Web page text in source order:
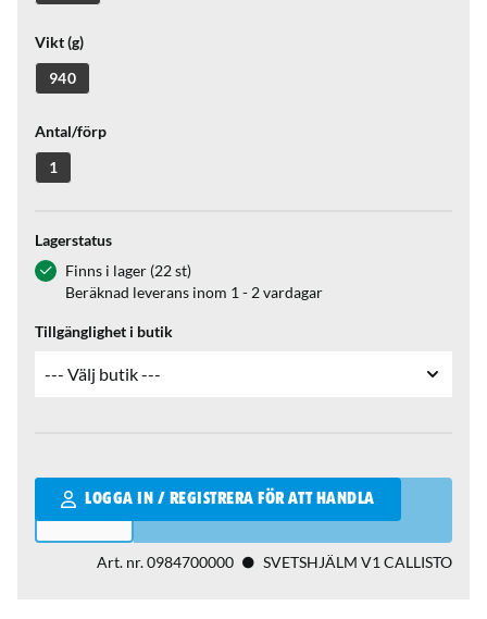
Vikt (g)
940
Antal/förp
1
Lagerstatus
Finns i lager (22 st)
Beräknad leverans inom 1 - 2 vardagar
Tillgänglighet i butik
LOGGA IN / REGISTRERA FÖR ATT HANDLA
Qantity
Art. nr.0984700000 SVETSHJÄLM V1 CALLISTO